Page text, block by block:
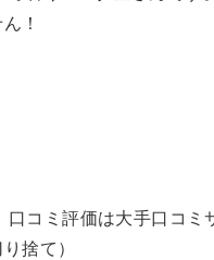
！
口コミ評価は大手口コミ
捨て）